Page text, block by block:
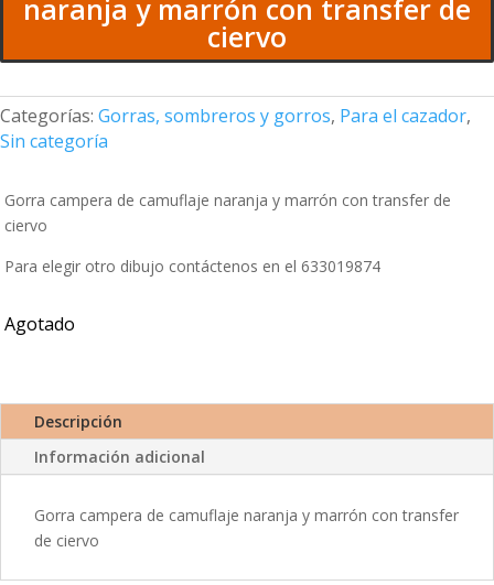
naranja y marrón con transfer de
ciervo
Categorías: Gorras, sombreros y gorros, Para el cazador,
Sin categoría
Gorra campera de camuflaje naranja y marrón con transfer de
ciervo
Para elegir otro dibujo contáctenos en el 633019874
Agotado
Descripción
Información adicional
Gorra campera de camuflaje naranja y marrón con transfer
de ciervo